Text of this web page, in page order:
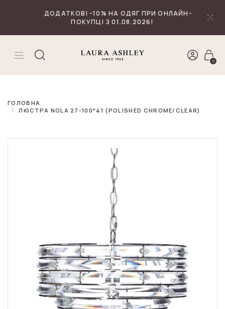
ДОДАТКОВІ -10% НА ОДЯГ ПРИ ОНЛАЙН-
ПОКУПЦІ З 01.08.2026!
0
ГОЛОВНА
ЛЮСТРА NOLA 27-100*41 (POLISHED CHROME/CLEAR)